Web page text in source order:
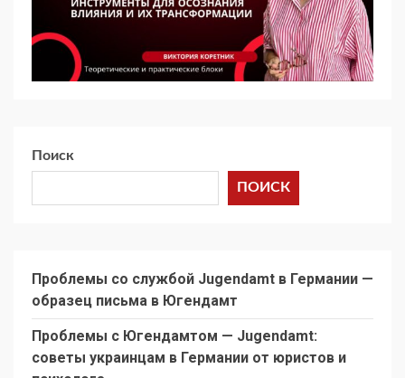
Поиск
ПОИСК
Проблемы со службой Jugendamt в Германии —
образец письма в Югендамт
Проблемы с Югендамтом — Jugendamt:
советы украинцам в Германии от юристов и